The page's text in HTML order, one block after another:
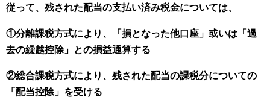
従って、 残された配当の支払い済み税金については、
①分離課税方式により、「損となった他口座」或いは「過
去の繰越控除」との損益通算する
②総合課税方式により、残された配当の課税分についての
「配当控除」を受ける